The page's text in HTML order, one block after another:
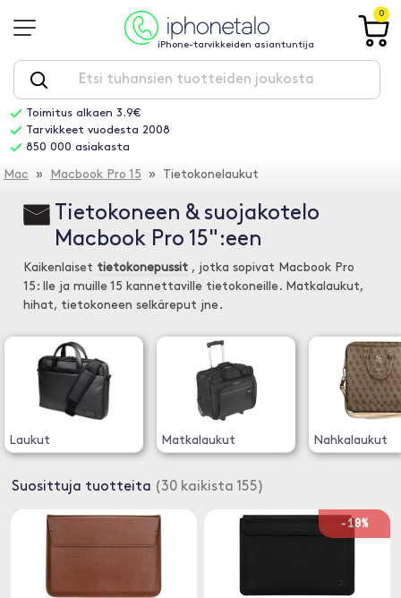
iPhone-tarvikkeiden asiantuntija
0
Toimitus alkaen 3.9€
Tarvikkeet vuodesta 2008
850 000 asiakasta
Mac » Macbook Pro 15 » Tietokonelaukut
Tietokoneen & suojakotelo
Macbook Pro 15":een
Kaikenlaiset tietokonepussit , jotka sopivat Macbook Pro
15: lle ja muille 15 kannettaville tietokoneille. Matkalaukut,
hihat, tietokoneen selkäreput jne.
Laukut Matkalaukut Nahkalaukut
Suosittuja tuotteita (30 kaikista 155)
-19%